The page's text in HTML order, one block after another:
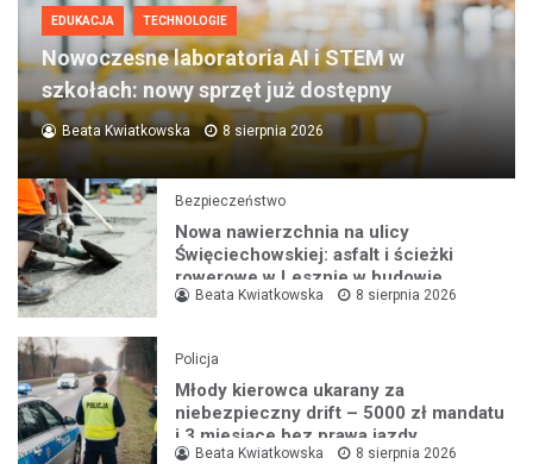
EDUKACJA TECHNOLOGIE
Nowoczesne laboratoria AI i STEM w
szkołach: nowy sprzęt już dostępny
Beata Kwiatkowska 8 sierpnia 2026
Bezpieczeństwo
Nowa nawierzchnia na ulicy
Święciechowskiej: asfalt i ścieżki
rowerowe w Lesznie w budowie
Beata Kwiatkowska 8 sierpnia 2026
Policja
Młody kierowca ukarany za
niebezpieczny drift – 5000 zł mandatu
i 3 miesiące bez prawa jazdy
Beata Kwiatkowska 8 sierpnia 2026